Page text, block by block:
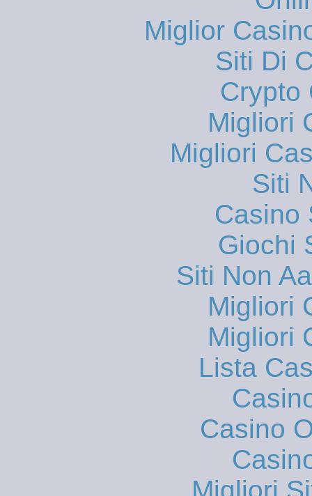
Miglior
Siti Di
Crypto
Migliori
Migliori
Siti
Casino
Giochi
Siti Non
Migliori
Migliori
Lista
Casino
Migliori